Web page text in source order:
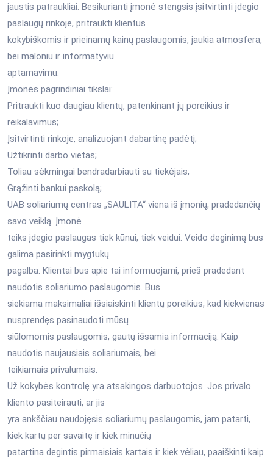
jaustis patraukliai. Besikurianti įmonė stengsis įsitvirtinti įdegio
paslaugų rinkoje, pritraukti klientus
kokybiškomis ir prieinamų kainų paslaugomis, jaukia atmosfera,
bei maloniu ir informatyviu
aptarnavimu.
Įmonės pagrindiniai tikslai:
Pritraukti kuo daugiau klientų, patenkinant jų poreikius ir
reikalavimus;
Įsitvirtinti rinkoje, analizuojant dabartinę padėtį;
Užtikrinti darbo vietas;
Toliau sėkmingai bendradarbiauti su tiekėjais;
Grąžinti bankui paskolą;
UAB soliariumų centras „SAULITA“ viena iš įmonių, pradedančių
savo veiklą. Įmonė
teiks įdegio paslaugas tiek kūnui, tiek veidui. Veido deginimą bus
galima pasirinkti mygtukų
pagalba. Klientai bus apie tai informuojami, prieš pradedant
naudotis soliariumo paslaugomis. Bus
siekiama maksimaliai išsiaiskinti klientų poreikius, kad kiekvienas
nusprendęs pasinaudoti mūsų
siūlomomis paslaugomis, gautų išsamia informaciją. Kaip
naudotis naujausiais soliariumais, bei
teikiamais privalumais.
Už kokybės kontrolę yra atsakingos darbuotojos. Jos privalo
kliento pasiteirauti, ar jis
yra ankščiau naudojęsis soliariumų paslaugomis, jam patarti,
kiek kartų per savaitę ir kiek minučių
patartina degintis pirmaisiais kartais ir kiek vėliau, paaiškinti kaip